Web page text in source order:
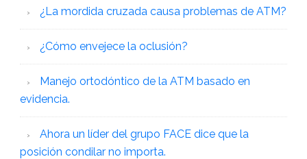
¿La mordida cruzada causa problemas de ATM?
¿Cómo envejece la oclusión?
Manejo ortodóntico de la ATM basado en
evidencia.
Ahora un líder del grupo FACE dice que la
posición condilar no importa.